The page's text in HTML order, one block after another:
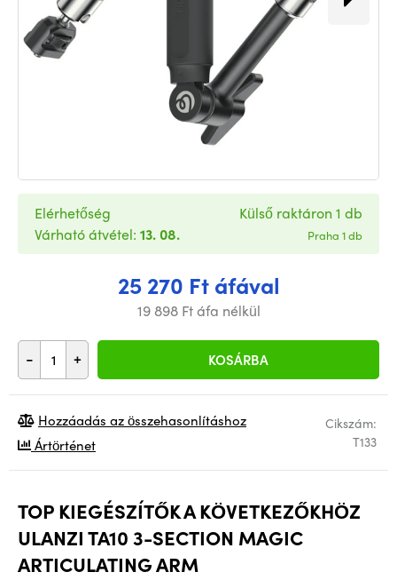
25 270 Ft áfával
19 898 Ft áfa nélkül
- + KOSÁRBA
Elérhetőség
Várható átvétel: 13. 08.
Külső raktáron 1 db
Praha 1 db
Cikszám:
T133
Hozzáadás az összehasonlításhoz
Ártörténet
TOP KIEGÉSZÍTŐK A KÖVETKEZŐKHÖZ
ULANZI TA10 3-SECTION MAGIC
ARTICULATING ARM